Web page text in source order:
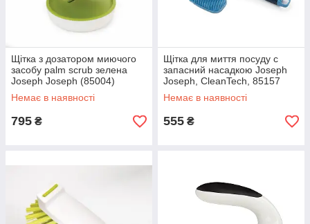
Щітка з дозатором миючого
засобу palm scrub зелена
Joseph Joseph (85004)
Немає в наявності
795 ₴
Щітка для миття посуду c
запасний насадкою Joseph
Joseph, CleanTech, 85157
Немає в наявності
555 ₴